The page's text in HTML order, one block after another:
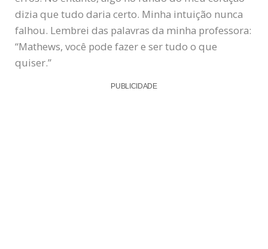
dizia que tudo daria certo. Minha intuição nunca
falhou. Lembrei das palavras da minha professora:
“Mathews, você pode fazer e ser tudo o que
quiser.”
PUBLICIDADE